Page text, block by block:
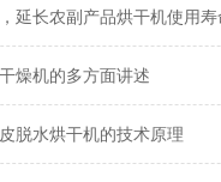
延长农副产品烘干机使用寿
燥机的多方面讲述
脱水烘干机的技术原理